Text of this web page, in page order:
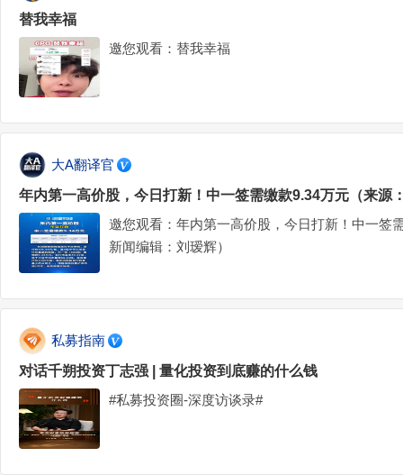
替我幸福
邀您观看：替我幸福
大A翻译官
年内第一高价股，今日打新！中一签需缴款9.34万元（来源
邀您观看：年内第一高价股，今日打新！中一签
新闻编辑：刘瑷辉）
私募指南
对话千朔投资丁志强 | 量化投资到底赚的什么钱
#私募投资圈-深度访谈录#